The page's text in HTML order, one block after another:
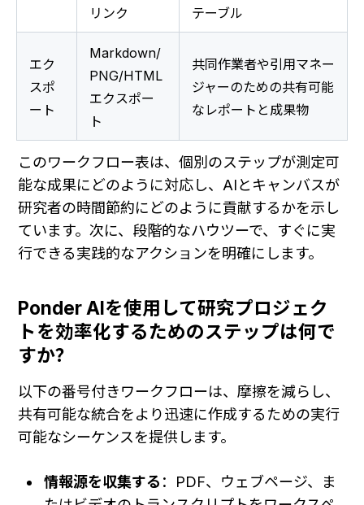
リンク テーブル
エク
スポ
ート
Markdown/
PNG/HTML
エクスポー
ト
共同作業者や引用マネー
ジャーのための共有可能
なレポートと成果物
このワークフロー表は、個別のステップが測定可
能な成果にどのように対応し、AIとキャンバスが
研究者の時間節約にどのように貢献するかを示し
ています。次に、段階的なハウツーで、すぐに実
行できる実践的なアクションを明確にします。
Ponder AIを使用して研究プロジェク
トを効率化するためのステップは何で
すか？
以下の番号付きワークフローは、摩擦を減らし、
共有可能な統合をより迅速に作成するための実行
可能なシーケンスを提供します。
情報源を収集する ：PDF、ウェブページ、ま